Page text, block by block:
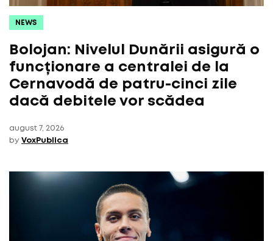
NEWS
Bolojan: Nivelul Dunării asigură o
funcționare a centralei de la
Cernavodă de patru-cinci zile
dacă debitele vor scădea
august 7, 2026
by VoxPublica